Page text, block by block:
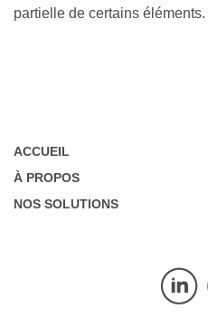
partielle de certains éléments.
ACCUEIL
À PROPOS
NOS SOLUTIONS